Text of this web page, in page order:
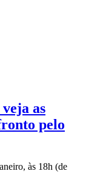
as
pelo
às 18h (de